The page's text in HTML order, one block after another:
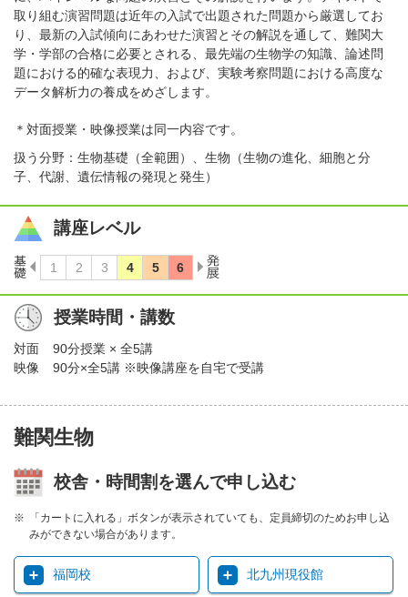
取り組む演習問題は近年の入試で出題された問題から厳選してお
り、最新の入試傾向にあわせた演習とその解説を通して、難関大
学・学部の合格に必要とされる、最先端の生物学の知識、論述問
題における的確な表現力、および、実験考察問題における高度な
データ解析力の養成をめざします。
＊対面授業・映像授業は同一内容です。
扱う分野：生物基礎（全範囲）、生物（生物の進化、細胞と分
子、代謝、遺伝情報の発現と発生）
講座レベル
授業時間・講数
対面
90分授業 × 全5講
映像
90分×全5講 ※映像講座を自宅で受講
難関生物
校舎・時間割を選んで申し込む
「カートに入れる」ボタンが表示されていても、定員締切のためお申し込
みができない場合があります。
福岡校 北九州現役館